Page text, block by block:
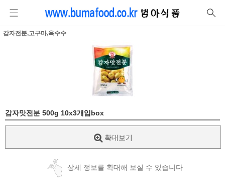
감자전분,고구마,옥수수
감자맛전분 500g 10x3개입box
확대보기
상세 정보를 확대해 보실 수 있습니다